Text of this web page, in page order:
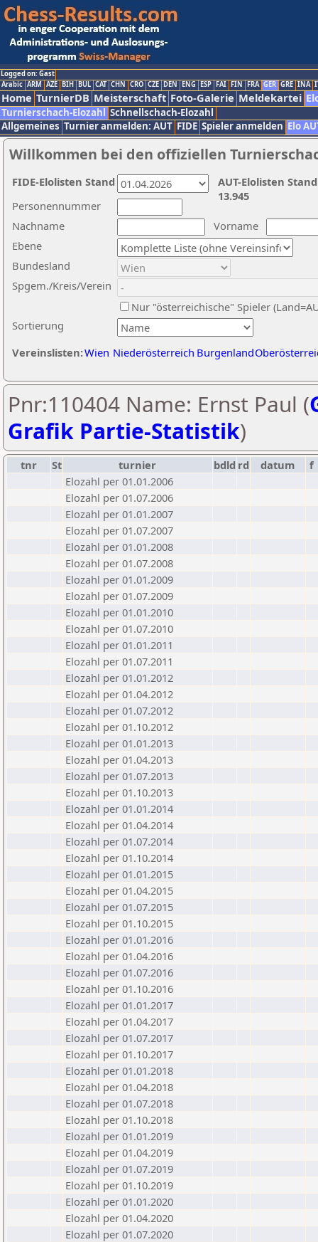
Logged on: Gast
Arabic ARM AZE BIH BUL CAT CHN CRO CZE DEN ENG ESP FAI FIN FRA GER GRE INA
Home TurnierDB Meisterschaft Foto-Galerie Meldekartei
Turnierschach-Elozahl Schnellschach-Elozahl
Allgemeines Turnier anmelden: AUT FIDE Spieler anmelden Elo
Willkommen bei den offiziellen
Nachname
Vorname
Ebene
Sortierung
Personennummer
Bundesland
Spgem./Kreis/Verein
Nur "österreichische" Spieler
Vereinslisten:Wien Niederösterreich Burgenland
AUT-Elolisten
13.945
FIDE-Elolisten Stand
Pnr:110404 Name: Ernst Paul (
Grafik Partie-Statistik)
tnr St turnier bdld rd datum
f
Elozahl per 01.01.2006
Elozahl per 01.07.2006
Elozahl per 01.01.2007
Elozahl per 01.07.2007
Elozahl per 01.01.2008
Elozahl per 01.07.2008
Elozahl per 01.01.2009
Elozahl per 01.07.2009
Elozahl per 01.01.2010
Elozahl per 01.07.2010
Elozahl per 01.01.2011
Elozahl per 01.07.2011
Elozahl per 01.01.2012
Elozahl per 01.04.2012
Elozahl per 01.07.2012
Elozahl per 01.10.2012
Elozahl per 01.01.2013
Elozahl per 01.04.2013
Elozahl per 01.07.2013
Elozahl per 01.10.2013
Elozahl per 01.01.2014
Elozahl per 01.04.2014
Elozahl per 01.07.2014
Elozahl per 01.10.2014
Elozahl per 01.01.2015
Elozahl per 01.04.2015
Elozahl per 01.07.2015
Elozahl per 01.10.2015
Elozahl per 01.01.2016
Elozahl per 01.04.2016
Elozahl per 01.07.2016
Elozahl per 01.10.2016
Elozahl per 01.01.2017
Elozahl per 01.04.2017
Elozahl per 01.07.2017
Elozahl per 01.10.2017
Elozahl per 01.01.2018
Elozahl per 01.04.2018
Elozahl per 01.07.2018
Elozahl per 01.10.2018
Elozahl per 01.01.2019
Elozahl per 01.04.2019
Elozahl per 01.07.2019
Elozahl per 01.10.2019
Elozahl per 01.01.2020
Elozahl per 01.04.2020
Elozahl per 01.07.2020